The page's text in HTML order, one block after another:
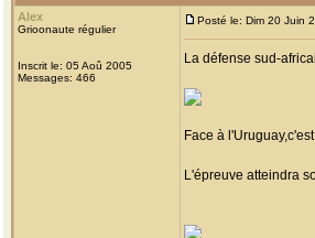
Alex
Grioonaute régulier
Inscrit le: 05 Aoû 2005
Messages: 466
Posté le: Dim 20 Juin
La défense sud-
Face à
L'épreuve atteindra